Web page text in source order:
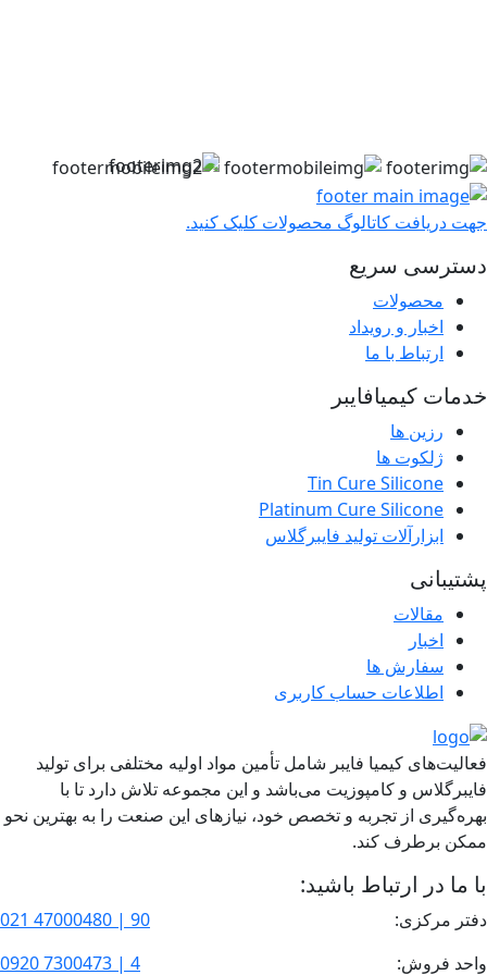
جهت دریافت کاتالوگ محصولات کلیک کنید.
دسترسی سریع
محصولات
اخبار و رویداد
ارتباط با ما
خدمات کیمیافایبر
رزین ها
ژلکوت ها
Tin Cure Silicone
Platinum Cure Silicone
ابزارآلات تولید فایبرگلاس
پشتیبانی
مقالات
اخبار
سفارش ها
اطلاعات حساب كاربری
فعالیت‌های کیمیا فایبر شامل تأمین مواد اولیه مختلفی برای تولید
فایبرگلاس و کامپوزیت می‌باشد و این مجموعه تلاش دارد تا با
بهره‌گیری از تجربه و تخصص خود، نیازهای این صنعت را به بهترین نحو
ممکن برطرف کند.
با ما در ارتباط باشید:
دفتر مرکزی:
90 | 47000480 021
واحد فروش:
4 | 7300473 0920